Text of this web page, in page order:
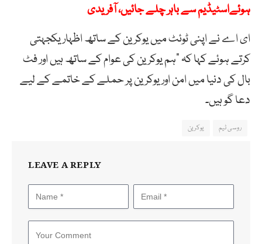
ہوئےاسٹیڈیم سے باہر چلے جائیں، آفریدی
ای اے نے اپنی ٹوئٹ میں یوکرین کے ساتھ اظہار یکجہتی
کرتے ہوئے کہا کہ “ہم یوکرین کی عوام کے ساتھ ہیں اور فٹ
بال کی دنیا میں امن اور یوکرین پر حملے کے خاتمے کے لیے
دعا گو ہیں۔
روسی ٹیم یوکرین
LEAVE A REPLY